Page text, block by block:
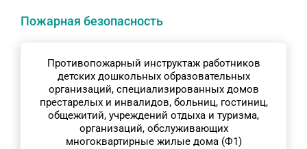
Пожарная безопасность
Противопожарный инструктаж работников
детских дошкольных образовательных
организаций, специализированных домов
престарелых и инвалидов, больниц, гостиниц,
общежитий, учреждений отдыха и туризма,
организаций, обслуживающих
многоквартирные жилые дома (Ф1)